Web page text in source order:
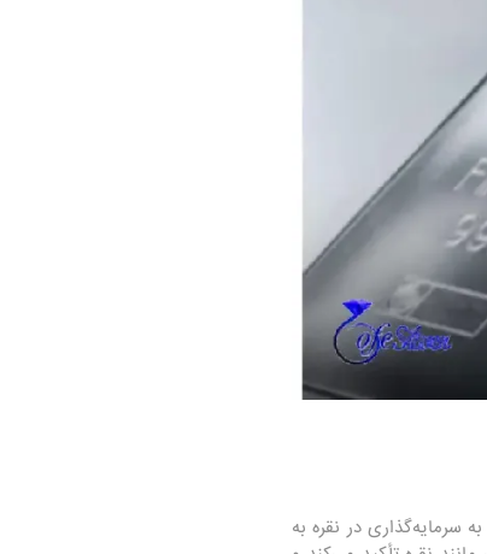
به سرمایه‌گذاری در نقره به